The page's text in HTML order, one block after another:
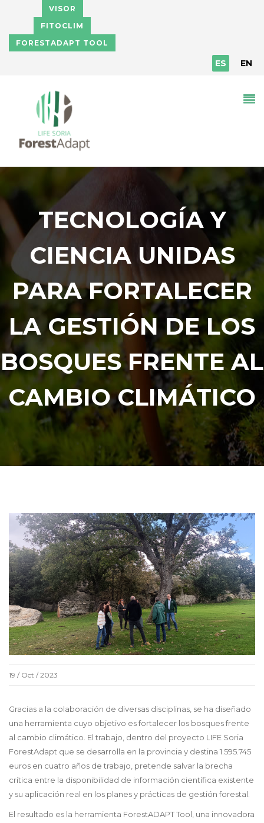
Pasar al contenido principal
VISOR
FITOCLIM
FORESTADAPT TOOL
ES EN
TECNOLOGÍA Y
CIENCIA UNIDAS
PARA FORTALECER
LA GESTIÓN DE LOS
BOSQUES FRENTE AL
CAMBIO CLIMÁTICO
19 / Oct / 2023
Gracias a la colaboración de diversas disciplinas, se ha diseñado
una herramienta cuyo objetivo es fortalecer los bosques frente
al cambio climático. El trabajo, dentro del proyecto LIFE Soria
ForestAdapt que se desarrolla en la provincia y destina 1.595.745
euros en cuatro años de trabajo, pretende salvar la brecha
crítica entre la disponibilidad de información científica existente
y su aplicación real en los planes y prácticas de gestión forestal.
El resultado es la herramienta ForestADAPT Tool, una innovadora